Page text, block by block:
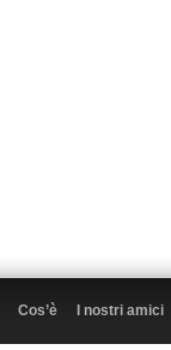
Cos’è I nostri amici